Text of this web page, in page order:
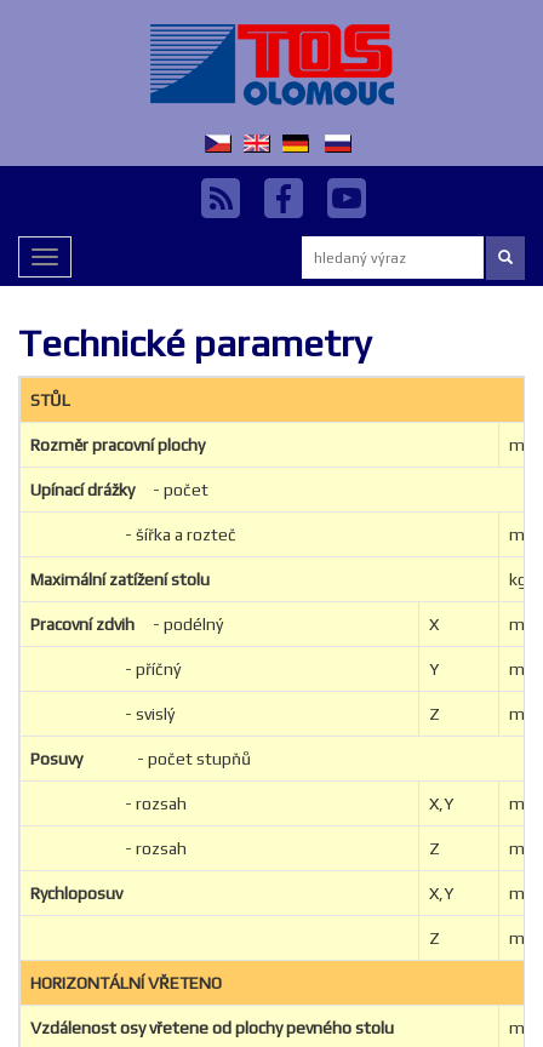
Toggle
navigation
Technické parametry
STŮL
Rozměr pracovní plochy mm
Upínací drážky- počet
- šířka a rozteč mm
Maximální zatížení stolu kg
Pracovní zdvih - podélný X mm
- příčný Y mm
- svislý Z mm
Posuvy- počet stupňů
- rozsah X,Y
- rozsah Z
Rychloposuv X,Y
Z
HORIZONTÁLNÍ VŘETENO
Vzdálenost osy vřetene od plochypevného stolu mm